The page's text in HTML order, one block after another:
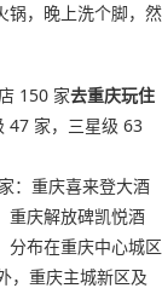
锅，晚上洗个脚，然
150 家去重庆玩住
47 家，三星级 63
：重庆喜来登大酒
重庆解放碑凯悦酒
分布在重庆中心城区
，重庆主城新区及